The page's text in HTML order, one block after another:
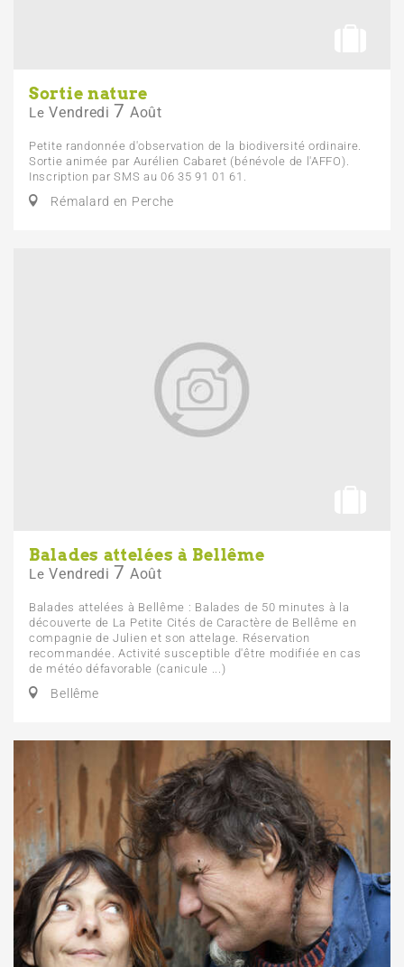
Sortie nature
Le Vendredi 7 Août
Petite randonnée d'observation de la biodiversité ordinaire.
Sortie animée par Aurélien Cabaret (bénévole de l'AFFO).
Inscription par SMS au 06 35 91 01 61.
Rémalard en Perche
Balades attelées à Bellême
Le Vendredi 7 Août
Balades attelées à Bellême : Balades de 50 minutes à la
découverte de La Petite Cités de Caractère de Bellême en
compagnie de Julien et son attelage. Réservation
recommandée. Activité susceptible d'être modifiée en cas
de météo défavorable (canicule ...)
Bellême